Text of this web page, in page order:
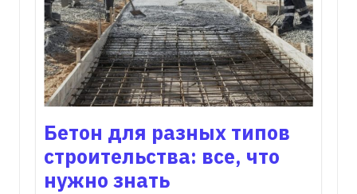
Бетон для разных типов
строительства: все, что
нужно знать